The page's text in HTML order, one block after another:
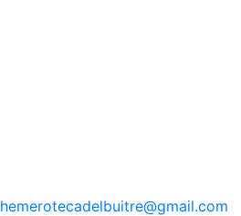
hemerotecadelbuitre@gmail.com